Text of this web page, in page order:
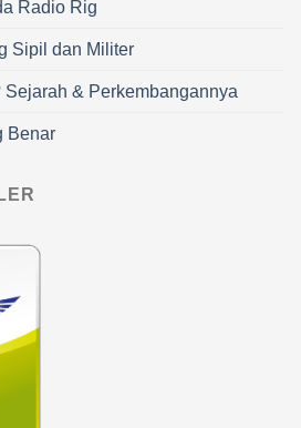
Radio Rig
Sipil dan Militer
& Perkembangannya
Benar